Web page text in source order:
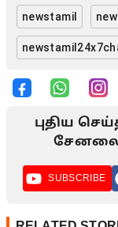
newstamil
புதிய
சேனலை
SUBSCRIBE